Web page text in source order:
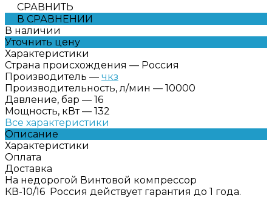
СРАВНИТЬ
В СРАВНЕНИИ
В наличии
Уточнить цену
Характеристики
Страна происхождения — Россия
Производитель — чкз
Производительность, л/мин — 10000
Давление, бар — 16
Мощность, кВт — 132
Все характеристики
Описание
Характеристики
Оплата
Доставка
На недорогой Винтовой компрессор
КВ-10/16 Россия действует гарантия до 1 года.